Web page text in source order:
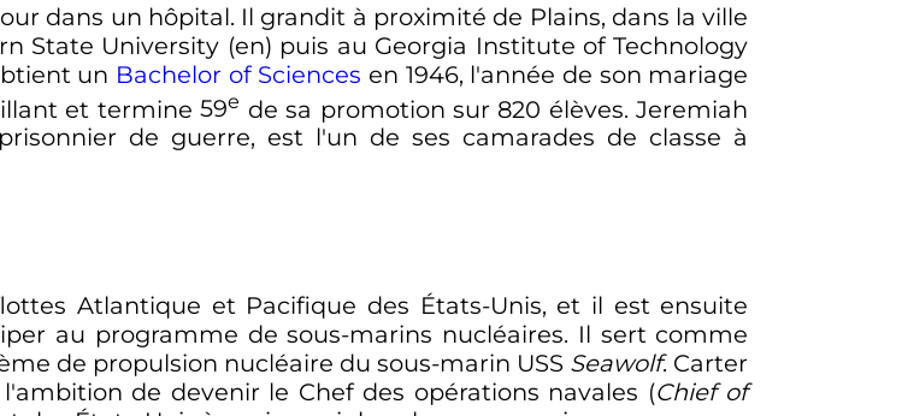
dans un hôpital. Il grandit à proximité de Plains, dans la ville
State University (en) puis au Georgia Institute of Technology
un Bachelor of Sciences en 1946, l'année de son mariage
et termine59e de sa promotion sur 820 élèves. Jeremiah
de guerre, est l'un de ses camarades de classe à
Atlantique et Pacifique des États-Unis, et il est ensuite
au programme de sous-marins nucléaires. Il sert comme
de propulsion nucléaire du sous-marin USS Seawolf. Carter
de devenir le Chef des opérations navales (Chief of